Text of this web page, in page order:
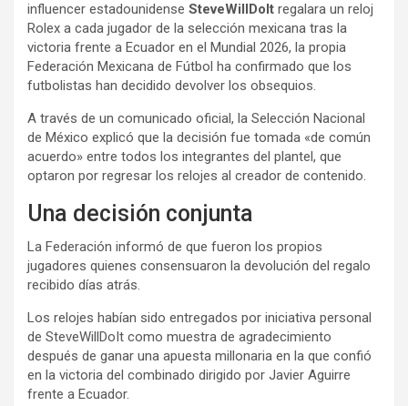
influencer estadounidense SteveWillDoIt regalara un reloj
Rolex a cada jugador de la selección mexicana tras la
victoria frente a Ecuador en el Mundial 2026, la propia
Federación Mexicana de Fútbol ha confirmado que los
futbolistas han decidido devolver los obsequios.
A través de un comunicado oficial, la Selección Nacional
de México explicó que la decisión fue tomada «de común
acuerdo» entre todos los integrantes del plantel, que
optaron por regresar los relojes al creador de contenido.
Una decisión conjunta
La Federación informó de que fueron los propios
jugadores quienes consensuaron la devolución del regalo
recibido días atrás.
Los relojes habían sido entregados por iniciativa personal
de SteveWillDoIt como muestra de agradecimiento
después de ganar una apuesta millonaria en la que confió
en la victoria del combinado dirigido por Javier Aguirre
frente a Ecuador.